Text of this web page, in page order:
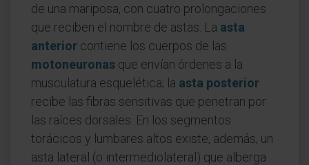
de una mariposa, con cuatro prolongaciones
que reciben el nombre de astas. La asta
anterior contiene los cuerpos de las
motoneuronas que envían órdenes a la
musculatura esquelética; la asta posterior
recibe las fibras sensitivas que penetran por
las raíces dorsales. En los segmentos
torácicos y lumbares altos existe, además, un
asta lateral (o intermediolateral) que alberga